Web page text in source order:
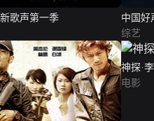
歌声第一季
中国好
综艺
神探·
电影